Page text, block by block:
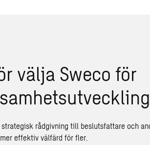
välja Sweco för
strategisk rådgivning till beslutsfattare och
effektiv välfärd för fler.